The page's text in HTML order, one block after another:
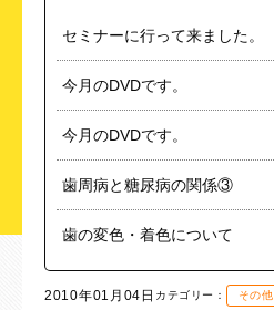
セミナーに行って来ました。
今月のDVDです。
今月のDVDです。
歯周病と糖尿病の関係③
歯の変色・着色について
2010年01月04日 カテゴリー： その他